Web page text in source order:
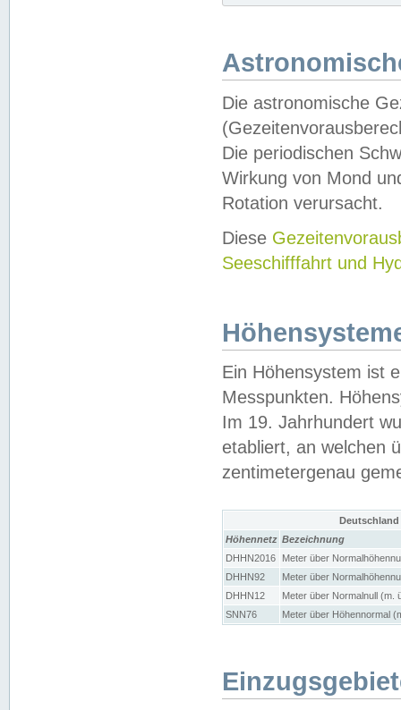
Die astronomische
Die periodischen
Wirkung von Mond
Rotation verursacht.
Diese
Seeschifffahrt und
Ein Höhensystem ist
Messpunkten.
Im 19. Jahrhundert
etabliert, an welchen
zentimetergenau
Höhennetz Bezeichnung
DHHN2016
Meter über
DHHN92
Meter über
DHHN12
Meter über Normalnull (m.
SNN76
Meter über Höhennormal